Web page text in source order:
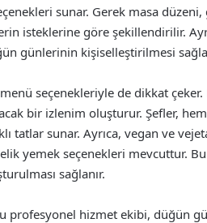
sunar. Gerek masa
isteklerine göre şekillendirilir.
günlerinin kişiselleştirilmesi
seçenekleriyle de dikkat
bir izlenim oluşturur. Şefler,
tatlar sunar. Ayrıca, vegan ve
yemek seçenekleri mevcuttur.
sağlanır.
profesyonel hizmet ekibi, düğün